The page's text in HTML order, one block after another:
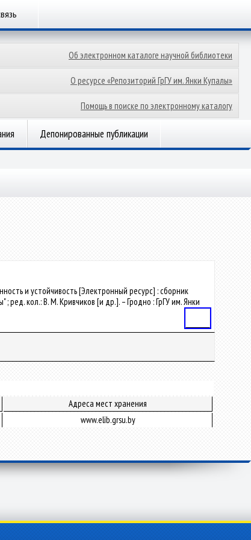
Об электронном каталоге научной библиотеки
О ресурсе «Репозиторий ГрГУ им. Янки Купалы»
Помощь в поиске по электронному каталогу
Депонированные публикации
и устойчивость [Электронный ресурс] : сборник
кол.: В. М. Кривчиков [и др.]. – Гродно : ГрГУ им. Янки
Адреса мест хранения
www.elib.grsu.by